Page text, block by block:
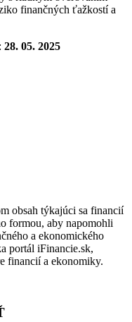
finančných ťažkostí a
28. 05. 2025
obsah týkajúci sa financií
formou, aby napomohli
a ekonomického
portál iFinancie.sk,
financií a ekonomiky.